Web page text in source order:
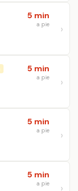
5 min
a pie
5 min
a pie
5 min
a pie
5 min
a pie